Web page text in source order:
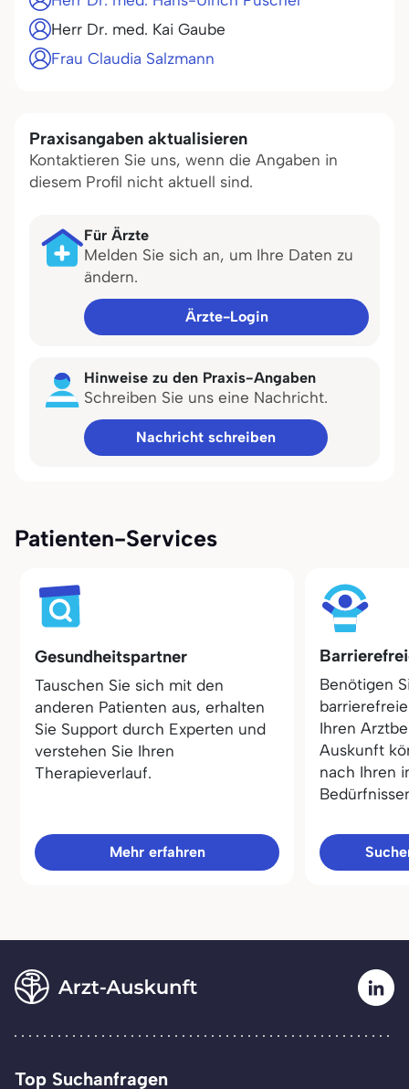
Herr Dr. med. Kai Gaube
Frau Claudia Salzmann
Praxisangaben aktualisieren
Kontaktieren Sie uns, wenn die Angaben in
diesem Profil nicht aktuell sind.
Für Ärzte
Melden Sie sich an, um Ihre Daten zu
ändern.
Ärzte-Login
Hinweise zu den Praxis-Angaben
Schreiben Sie uns eine Nachricht.
Nachricht schreiben
Patienten-Services
Gesundheitspartner
Tauschen Sie sich mit den
anderen Patienten aus, erhalten
Sie Support durch Experten und
verstehen Sie Ihren
Therapieverlauf.
Mehr erfahren
Benötigen
Ihren
Auskunft
nach Ihren
Top Suchanfragen